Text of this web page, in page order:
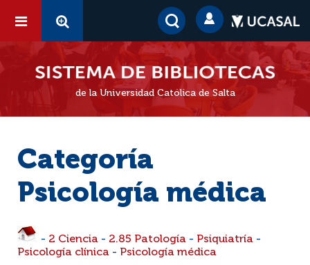
de la Universidad Católica de Salta
Categoría
Psicología médica
- 2 Ciencia - 2.85 Patología - Psiquiatría -
Psicología clínica - Psicología médica